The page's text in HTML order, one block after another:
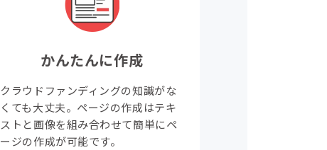
かんたんに作成
クラウドファンディングの知識がな
くても大丈夫。ページの作成はテキ
ストと画像を組み合わせて簡単にペ
ージの作成が可能です。